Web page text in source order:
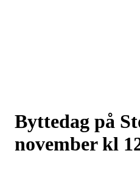
Byttedag på
november kl